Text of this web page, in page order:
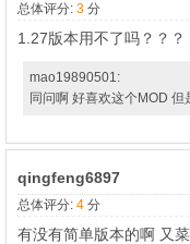
总体评分: 3 分
1.27版本用不了吗？？？
mao19890501:
同问啊 好喜欢这个MOD 但
qingfeng6897
总体评分: 4 分
有没有简单版本的啊 又